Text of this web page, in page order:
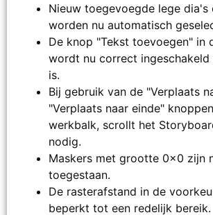
Nieuw toegevoegde lege dia's
worden nu automatisch
De knop "Tekst toevoegen" in
wordt nu correct ingeschakeld
is.
Bij gebruik van de "Verplaats
"Verplaats naar einde"
werkbalk, scrollt het
nodig.
Maskers met grootte 0x0 zijn
toegestaan.
De rasterafstand in de
beperkt tot een redelijk bereik.